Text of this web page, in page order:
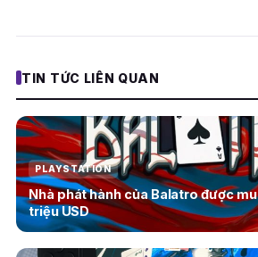
TIN TỨC LIÊN QUAN
PLAYSTATION
Nhà phát hành của Balatro được
triệu USD